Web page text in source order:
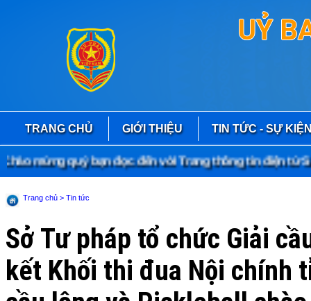
UỶ
TRANG CHỦ GIỚI THIỆU TIN TỨC - SỰ
mừng quý bạn đọc đến với Trang thông tin điện tử Sở
Trang chủ > Tin tức
Sở Tư pháp tổ chức Giải
kết Khối thi đua Nội chính